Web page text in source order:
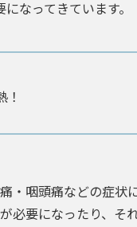
なってきています。
・咽頭痛などの症
要になったり、そ